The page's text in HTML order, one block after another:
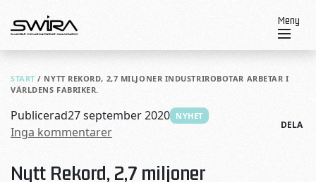
Meny
START / NYTT REKORD, 2,7 MILJONER INDUSTRIROBOTAR ARBETAR I
VÄRLDENS FABRIKER.
Publicerad27 september 2020 NYHET
Inga kommentarer DELA
Nytt Rekord, 2,7 miljoner